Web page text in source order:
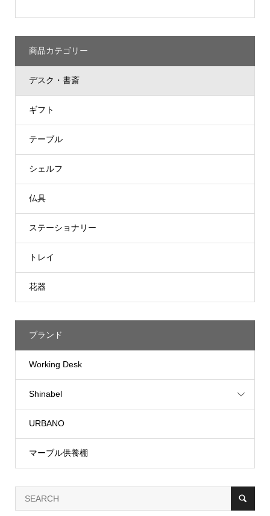
商品カテゴリー
デスク・書斎
ギフト
テーブル
シェルフ
仏具
ステーショナリー
トレイ
花器
ブランド
Working Desk
Shinabel
URBANO
マーブル供養棚